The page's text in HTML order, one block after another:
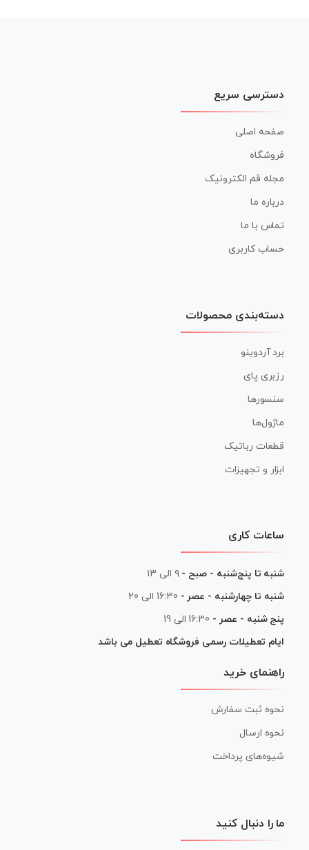
دسترسی سریع
صفحه اصلی
فروشگاه
مجله قم الکترونیک
درباره ما
تماس با ما
حساب کاربری
دسته‌بندی محصولات
برد آردوینو
رزبری پای
سنسورها
ماژول‌ها
قطعات رباتیک
ابزار و تجهیزات
ساعات کاری
شنبه تا پنج‌شنبه - صبح - ۹ الی ۱۳
شنبه تا چهارشنبه - عصر - 16:30 الی 20
پنج شنبه - عصر - 16:30 الی 19
ایام تعطیلات رسمی فروشگاه تعطیل می باشد
راهنمای خرید
نحوه ثبت سفارش
نحوه ارسال
شیوه‌های پرداخت
ما را دنبال کنید